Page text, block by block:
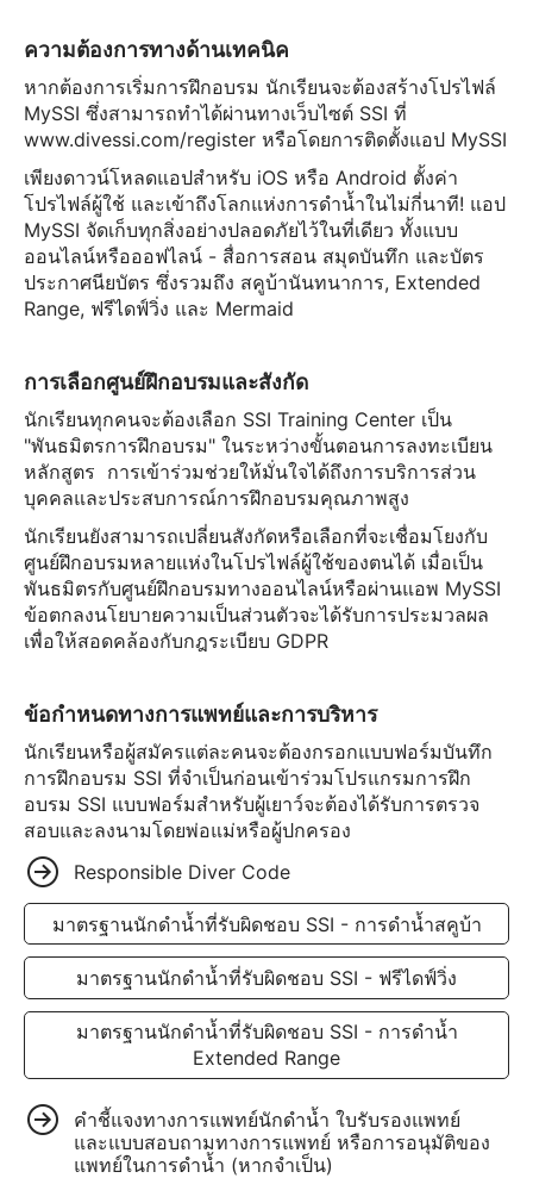
ความต้องการทางด้านเทคนิค
หากต้องการเริ่มการฝึกอบรม นักเรียนจะต้องสร้างโปรไฟล์
MySSI ซึ่งสามารถทำได้ผ่านทางเว็บไซต์ SSI ที่
www.divessi.com/register หรือโดยการติดตั้งแอป MySSI
เพียงดาวน์โหลดแอปสำหรับ iOS หรือ Android ตั้งค่า
โปรไฟล์ผู้ใช้ และเข้าถึงโลกแห่งการดำน้ำในไม่กี่นาที! แอป
MySSI จัดเก็บทุกสิ่งอย่างปลอดภัยไว้ในที่เดียว ทั้งแบบ
ออนไลน์หรือออฟไลน์ - สื่อการสอน สมุดบันทึก และบัตร
ประกาศนียบัตร ซึ่งรวมถึง สคูบ้านันทนาการ, Extended
Range, ฟรีไดฟ์วิ่ง และ Mermaid
การเลือกศูนย์ฝึกอบรมและสังกัด
นักเรียนทุกคนจะต้องเลือก SSI Training Center เป็น
"พันธมิตรการฝึกอบรม" ในระหว่างขั้นตอนการลงทะเบียน
หลักสูตร การเข้าร่วมช่วยให้มั่นใจได้ถึงการบริการส่วน
บุคคลและประสบการณ์การฝึกอบรมคุณภาพสูง
นักเรียนยังสามารถเปลี่ยนสังกัดหรือเลือกที่จะเชื่อมโยงกับ
ศูนย์ฝึกอบรมหลายแห่งในโปรไฟล์ผู้ใช้ของตนได้ เมื่อเป็น
พันธมิตรกับศูนย์ฝึกอบรมทางออนไลน์หรือผ่านแอพ MySSI
ข้อตกลงนโยบายความเป็นส่วนตัวจะได้รับการประมวลผล
เพื่อให้สอดคล้องกับกฎระเบียบ GDPR
ข้อกำหนดทางการแพทย์และการบริหาร
นักเรียนหรือผู้สมัครแต่ละคนจะต้องกรอกแบบฟอร์มบันทึก
การฝึกอบรม SSI ที่จำเป็นก่อนเข้าร่วมโปรแกรมการฝึก
อบรม SSI แบบฟอร์มสำหรับผู้เยาว์จะต้องได้รับการตรวจ
สอบและลงนามโดยพ่อแม่หรือผู้ปกครอง
Responsible Diver Code
มาตรฐานนักดำน้ำที่รับผิดชอบ SSI - การดำน้ำสคูบ้า
มาตรฐานนักดำน้ำที่รับผิดชอบ SSI - ฟรีไดฟ์วิ่ง
มาตรฐานนักดำน้ำที่รับผิดชอบ SSI - การดำน้ำ
Extended Range
คำชี้แจงทางการแพทย์นักดำน้ำ ใบรับรองแพทย์
และแบบสอบถามทางการแพทย์ หรือการอนุมัติของ
แพทย์ในการดำน้ำ (หากจำเป็น)